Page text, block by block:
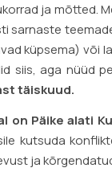
ja mõtted.
sarnaste
küpsema) või
siis, aga nüüd
täiskuud.
on Päike alati
kutsuda
ja